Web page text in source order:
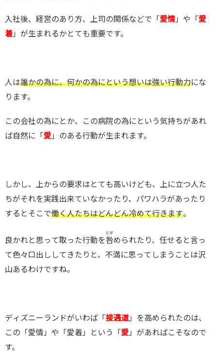
入社後、経営のあり方、上司の関係などで「愛情 」や「愛
着 」が生まれるかとても重要です。
人は誰かの為に、何かの為にという想いは強い行動力にな
ります。
この会社の為にとか、この病院の為にという気持ちがあれ
ば自然に「愛 」のある行動が生まれます。
しかし、上からの要求はとても高いけども、上に立つ人た
ちがそれを実践出来ていなかったり、パワハラがあったり
するとそこで働く人たちはどんどん冷めて行きます。
良かれと思って取った行動を咎
とが
められたり、任せると言っ
て色々口出ししてきたりと、不満に思ってしまうことは沢
山あるわけですね。
ディズニーランドがいわば「接遇道 」を高められたのは、
この「愛情」や「愛着」という「愛 」があればこそなので
す。